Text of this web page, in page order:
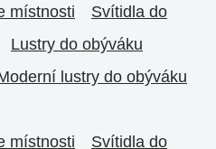
místnosti
Svítidla do
Lustry do obýváku
lustry do obýváku
místnosti
Svítidla do